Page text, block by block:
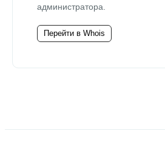
администратора.
Перейти в Whois